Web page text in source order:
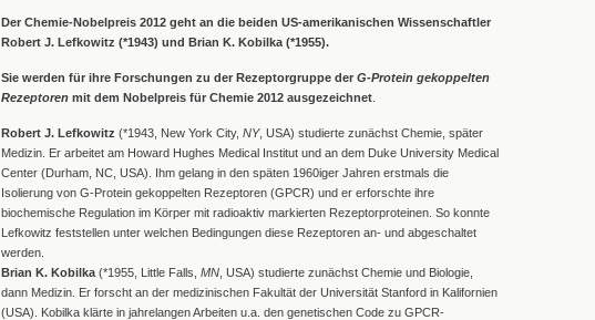
Der Chemie-Nobelpreis 2012 geht an die beiden US-amerikanischen Wissenschaftler
Robert J. Lefkowitz (*1943) und Brian K. Kobilka (*1955).
Sie werden für ihre Forschungen zu der Rezeptorgruppe der G-Protein gekoppelten
Rezeptorenmit dem Nobelpreis für Chemie 2012 ausgezeichnet.
Robert J. Lefkowitz (*1943, New York City, NY, USA) studierte zunächst Chemie, später
Medizin. Er arbeitet am Howard Hughes Medical Institut und an dem Duke University Medical
Center (Durham, NC, USA). Ihm gelang in den späten 1960iger Jahren erstmals die
Isolierung von G-Protein gekoppelten Rezeptoren (GPCR) und er erforschte ihre
biochemische Regulation im Körper mit radioaktiv markierten Rezeptorproteinen. So konnte
Lefkowitz feststellen unter welchen Bedingungen diese Rezeptoren an- und abgeschaltet
werden.
Brian K. Kobilka(*1955, Little Falls, MN, USA) studierte zunächst Chemie und Biologie,
dann Medizin. Er forscht an der medizinischen Fakultät der Universität Stanford in Kalifornien
(USA). Kobilka klärte in jahrelangen Arbeiten u.a. den genetischen Code zu GPCR-